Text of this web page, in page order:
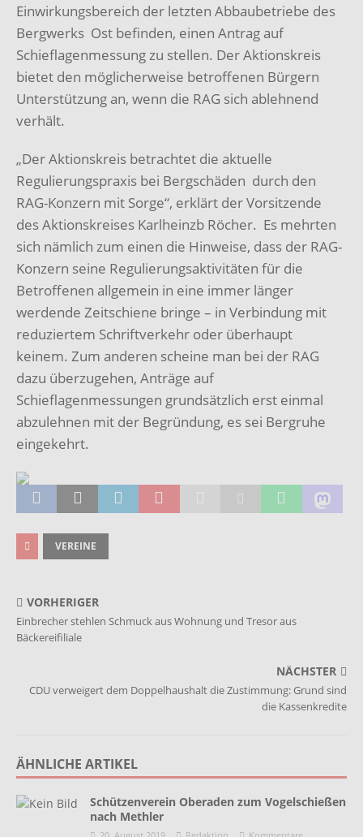
Einwirkungsbereich der letzten Abbaubetriebe des
Bergwerks Ost befinden, einen Antrag auf
Schieflagenmessung zu stellen. Der Aktionskreis
bietet den möglicherweise betroffenen Bürgern
Unterstützung an, wenn die RAG sich ablehnend
verhält.
„Der Aktionskreis betrachtet die aktuelle
Regulierungspraxis bei Bergschäden durch den
RAG-Konzern mit Sorge“, erklärt der Vorsitzende
des Aktionskreises Karlheinzb Röcher. Es mehrten
sich nämlich zum einen die Hinweise, dass der RAG-
Konzern seine Regulierungsaktivitäten für die
Betroffenen allgemein in eine immer länger
werdende Zeitschiene bringe – in Verbindung mit
reduziertem Schriftverkehr oder überhaupt
keinem. Zum anderen scheine man bei der RAG
dazu überzugehen, Anträge auf
Schieflagenmessungen grundsätzlich erst einmal
abzulehnen mit der Begründung, es sei Bergruhe
eingekehrt.
VEREINE
VORHERIGER
Einbrecher stehlen Schmuck aus Wohnung und Tresor aus
Bäckereifiliale
NÄCHSTER
CDU verweigert dem Doppelhaushalt die Zustimmung: Grund sind
die Kassenkredite
ÄHNLICHE ARTIKEL
Schützenverein Oberaden zum Vogelschießen
nach Methler